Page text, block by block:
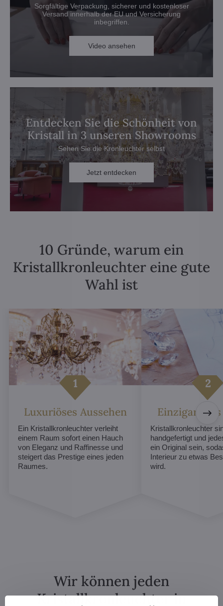
Sorgfältige Verpackung, sicherer und kostenloser
Versand innerhalb der EU und Versicherung
inbegriffen.
Video ansehen
Entdecken Sie die Schönheit von
Kristall in 3 unseren Showrooms
Sehen Sie die Kronleuchter selbst
Jetzt entdecken
10 Gründe, warum ein
Kristallkronleuchter eine gute
Wahl ist
Luxuriöses Aussehen
Ein Kristallkronleuchter verleiht
einem Raum sofort einen Hauch
von Eleganz und Raffinesse und
steigert das Prestige eines jeden
Raumes.
Kristallkronleuchter
handgefertigt und
ein Original sein,
Interieur zu etwas
wird.
Wir können jeden
Kristallkronleuchter in